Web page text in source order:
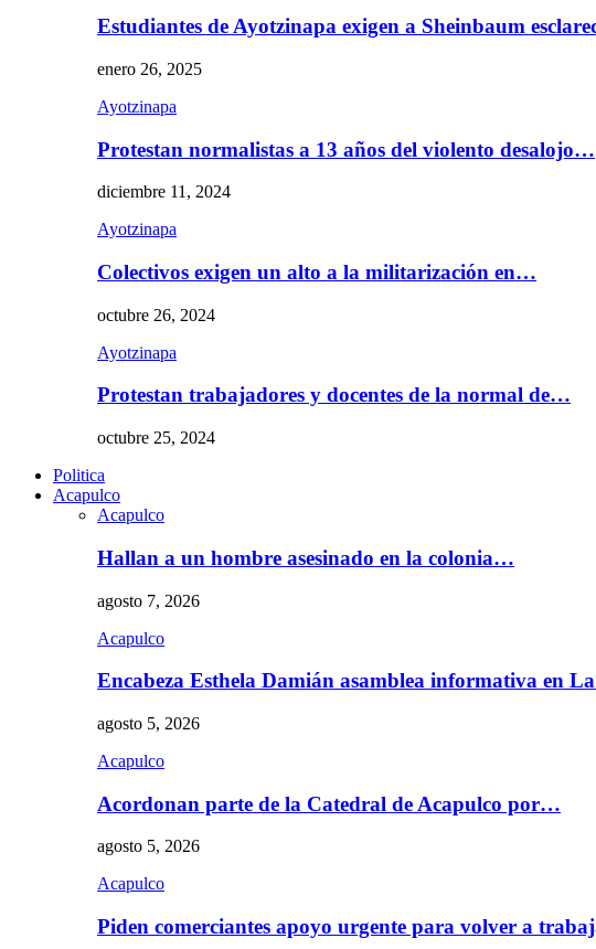
Estudiantes de Ayotzinapa exigen a Sheinbaum
enero 26, 2025
Ayotzinapa
Protestan normalistas a 13 años del violento desalojo…
diciembre 11, 2024
Ayotzinapa
Colectivos exigen un alto a la militarización en…
octubre 26, 2024
Ayotzinapa
Protestan trabajadores y docentes de la normal de…
octubre 25, 2024
Politica
Acapulco
Acapulco
Hallan a un hombre asesinado en la colonia…
agosto 7, 2026
Acapulco
Encabeza Esthela Damián asamblea informativa en
agosto 5, 2026
Acapulco
Acordonan parte de la Catedral de Acapulco por…
agosto 5, 2026
Acapulco
Piden comerciantes apoyo urgente para volver a